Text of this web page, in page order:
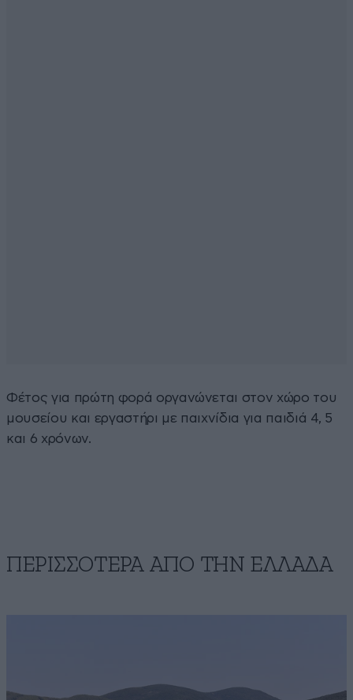
Φέτος για πρώτη φορά οργανώνεται στον χώρο του
μουσείου και εργαστήρι με παιχνίδια για παιδιά 4, 5
και 6 χρόνων.
ΠΕΡΙΣΣΟΤΕΡΑ ΑΠΟ ΤΗΝ ΕΛΛΑΔΑ